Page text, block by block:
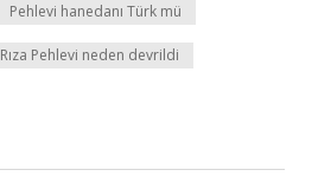
Pehlevi hanedanı Türk mü
Rıza Pehlevi neden devrildi